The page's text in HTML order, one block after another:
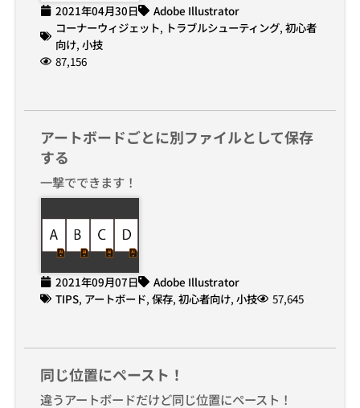
2021年04月30日
Adobe Illustrator
コーナーウィジェット, トラブルシューティング, 初心者
向け, 小技
87,156
アートボードごとに別ファイルとして保存
する
一撃でできます！
2021年09月07日
Adobe Illustrator
TIPS, アートボード, 保存, 初心者向け, 小技 57,645
同じ位置にペースト！
違うアートボードだけど同じ位置にペースト！